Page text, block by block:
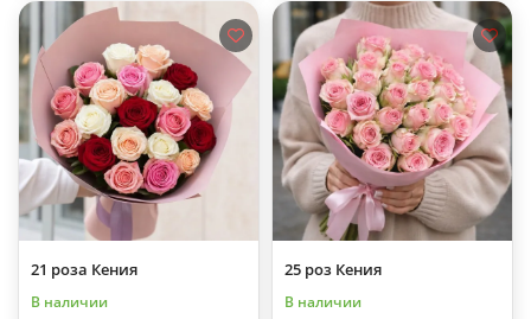
21 роза Кения
В наличии
25 роз Кения
В наличии